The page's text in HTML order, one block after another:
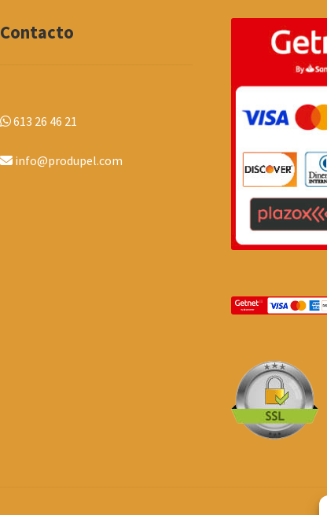
Contacto
613 26 46 21
info@produpel.com